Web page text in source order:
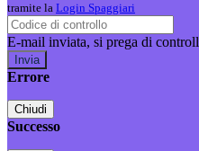
tramite la Login Spaggiari
E-mail inviata, si prega di
Errore
Chiudi
Successo